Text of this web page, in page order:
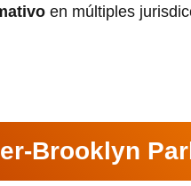
en múltiples
Brooklyn